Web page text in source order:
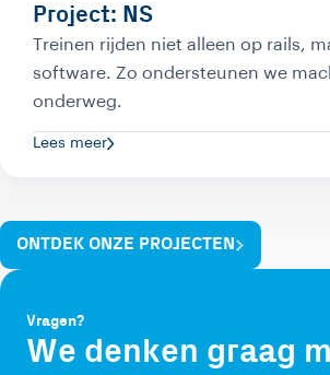
Project: NS
Treinen rijden niet alleen op rails,
software. Zo ondersteunen we
onderweg.
Lees meer
ONTDEK ONZE PROJECTEN
Vragen?
We denken graag